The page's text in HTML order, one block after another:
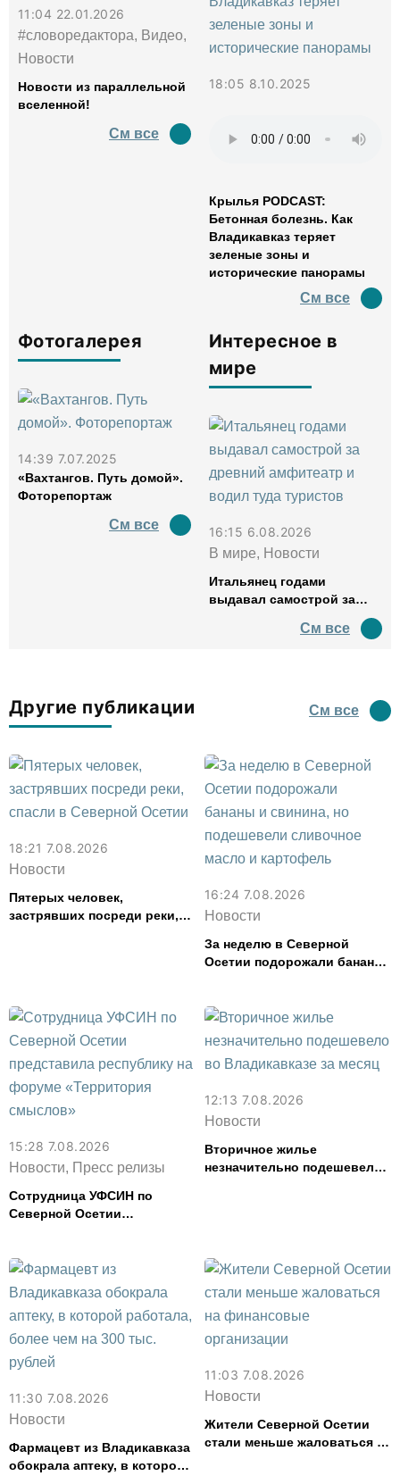
11:04 22.01.2026
#словоредактора, Видео,
Новости
Новости из параллельной
вселенной!
См все
18:05 8.10.2025
Крылья PODCAST:
Бетонная болезнь. Как
Владикавказ теряет
зеленые зоны и
исторические панорамы
См все
Фотогалерея
14:39 7.07.2025
«Вахтангов. Путь домой».
Фоторепортаж
См все
Интересное в
мире
16:15 6.08.2026
В мире, Новости
Итальянец годами
выдавал самострой за
водил туда туристов
См все
Другие публикации См все
18:21 7.08.2026
Новости
Пятерых человек,
застрявших посреди реки,
16:24 7.08.2026
Новости
За неделю в Северной
Осетии подорожали бананы
картофель
15:28 7.08.2026
Новости, Пресс релизы
Сотрудница УФСИН по
Северной Осетии
смыслов»
12:13 7.08.2026
Новости
Вторичное жилье
незначительно подешевело
11:30 7.08.2026
Новости
Фармацевт из Владикавказа
обокрала аптеку, в которой
11:03 7.08.2026
Новости
Жители Северной Осетии
стали меньше жаловаться на